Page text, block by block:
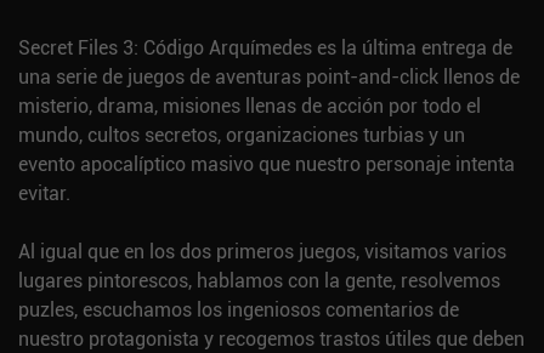
Secret Files 3: Código Arquímedes es la última entrega de
una serie de juegos de aventuras point-and-click llenos de
misterio, drama, misiones llenas de acción por todo el
mundo, cultos secretos, organizaciones turbias y un
evento apocalíptico masivo que nuestro personaje intenta
evitar.
Al igual que en los dos primeros juegos, visitamos varios
lugares pintorescos, hablamos con la gente, resolvemos
puzles, escuchamos los ingeniosos comentarios de
nuestro protagonista y recogemos trastos útiles que deben